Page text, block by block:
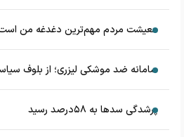
معیشت مردم مهم‌ترین دغدغه من
سامانه ضد موشکی لیزری؛ از بلوف
پرشدگی سدها به ۵۸درصد رسید